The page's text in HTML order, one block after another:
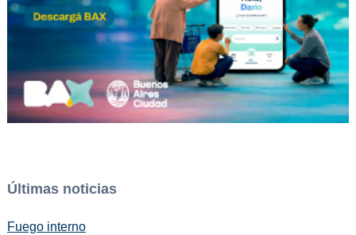
Últimas noticias
Fuego interno